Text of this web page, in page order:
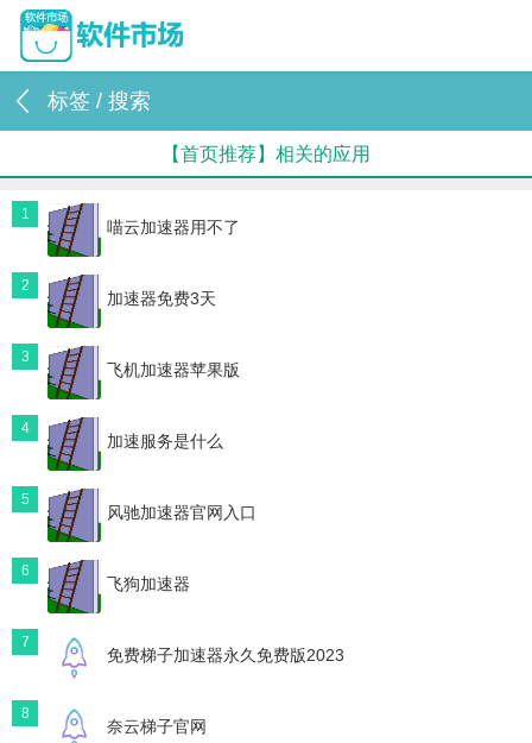
标签 / 搜索
【首页推荐】相关的应用
1
喵云加速器用不了
2
加速器免费3天
3
飞机加速器苹果版
4
加速服务是什么
5
风驰加速器官网入口
6
飞狗加速器
7
免费梯子加速器永久免费版2023
8
奈云梯子官网